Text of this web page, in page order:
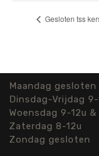
Gesloten tss
Maandag gesloten
Dinsdag-Vrijdag 9-
Woensdag 9-12u &
Zaterdag 8-12u
Zondag gesloten